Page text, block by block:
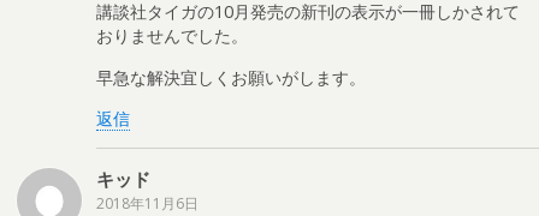
講談社タイガの10月発売の新刊の表示が一冊しかされて
おりませんでした。
早急な解決宜しくお願いがします。
返信
キッド
2018年11月6日